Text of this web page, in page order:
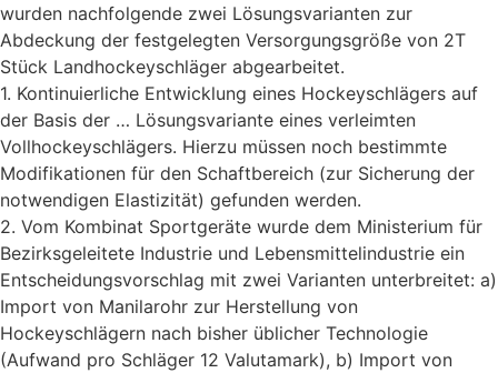
wurden nachfolgende zwei Lösungsvarianten zur
Abdeckung der festgelegten Versorgungsgröße von 2T
Stück Landhockeyschläger abgearbeitet.
1. Kontinuierliche Entwicklung eines Hockeyschlägers auf
der Basis der … Lösungsvariante eines verleimten
Vollhockeyschlägers. Hierzu müssen noch bestimmte
Modifikationen für den Schaftbereich (zur Sicherung der
notwendigen Elastizität) gefunden werden.
2. Vom Kombinat Sportgeräte wurde dem Ministerium für
Bezirksgeleitete Industrie und Lebensmittelindustrie ein
Entscheidungsvorschlag mit zwei Varianten unterbreitet: a)
Import von Manilarohr zur Herstellung von
Hockeyschlägern nach bisher üblicher Technologie
(Aufwand pro Schläger 12 Valutamark), b) Import von